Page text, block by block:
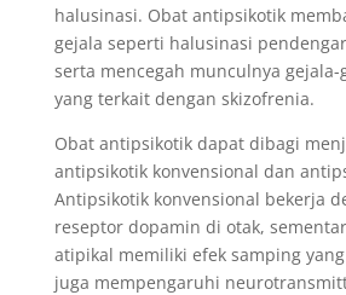
halusinasi. Obat antipsikotik
gejala seperti halusinasi
serta mencegah munculnya gejala-
yang terkait dengan skizofrenia.
Obat antipsikotik dapat dibagi
antipsikotik konvensional dan
Antipsikotik konvensional bekerja
reseptor dopamin di otak,
atipikal memiliki efek samping
juga mempengaruhi